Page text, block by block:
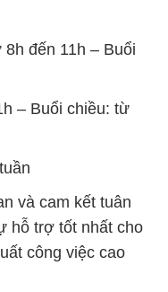
đến 11h – Buổi
– Buổi chiều: từ
và cam kết tuân
hỗ trợ tốt nhất cho
công việc cao